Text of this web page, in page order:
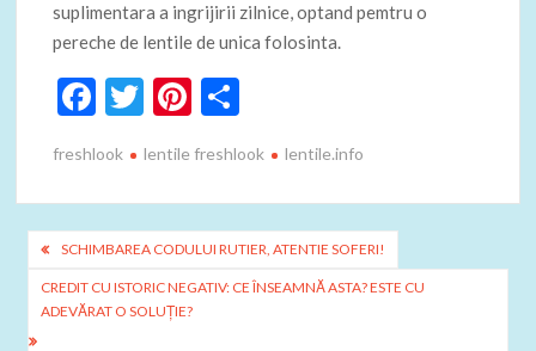
suplimentara a ingrijirii zilnice, optand pemtru o
pereche de lentile de unica folosinta.
F
e
b
o
o
k
T
itt
er
Pi
er
es
t
ta
je
az
ă
freshlook lentile freshlook lentile.info
Navigare
în
articole
SCHIMBAREA CODULUI RUTIER, ATENTIE SOFERI!
CREDIT CU ISTORIC NEGATIV: CE ÎNSEAMNĂ ASTA? ESTE CU
ADEVĂRAT O SOLUȚIE?